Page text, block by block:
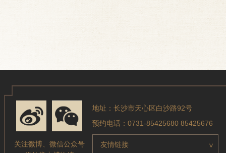
关注微博、微信公众号
地址：长沙市天心区白沙路92号
预约电话：0731-85425680 85425676
友情链接 >